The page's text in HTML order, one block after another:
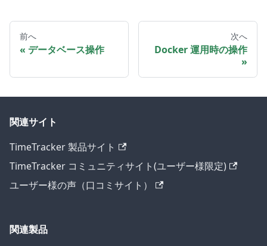
前へ
データベース操作
次へ
Docker 運用時の操作
関連サイト
TimeTracker 製品サイト
TimeTracker コミュニティサイト(ユーザー様限定)
ユーザー様の声（口コミサイト）
関連製品